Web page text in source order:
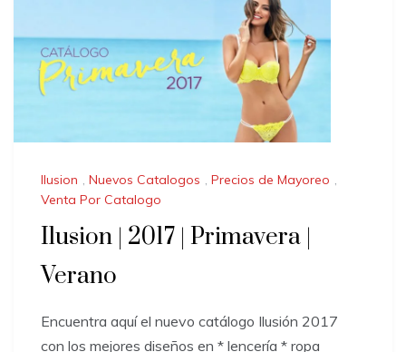
Ilusion , Nuevos Catalogos , Precios de Mayoreo ,
Venta Por Catalogo
Ilusion | 2017 | Primavera |
Verano
Encuentra aquí el nuevo catálogo Ilusión 2017
con los mejores diseños en * lencería * ropa